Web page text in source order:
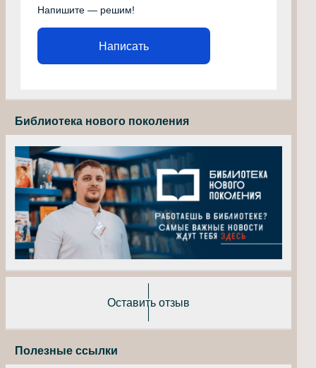
Напишите — решим!
Написать
Библиотека нового поколения
Оставить отзыв
Полезные ссылки